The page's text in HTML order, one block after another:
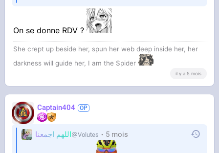
On se donne RDV ?
She crept up beside her, spun her web deep inside her, her
darkness will guide her, I am the Spider
il y a 5 mois
Captain404
اللهم اجمعنا Volutes 5 mois